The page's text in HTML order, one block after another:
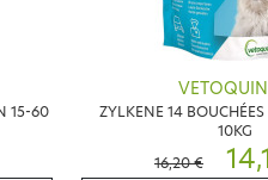
15-60
ZYLKENE 14
10KG
16,20 €